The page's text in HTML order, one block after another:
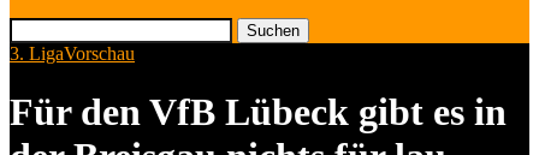
Suchen
3. LigaVorschau
Für den VfB Lübeck gibt es in